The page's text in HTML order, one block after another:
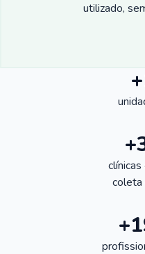
utilizado,
coleta